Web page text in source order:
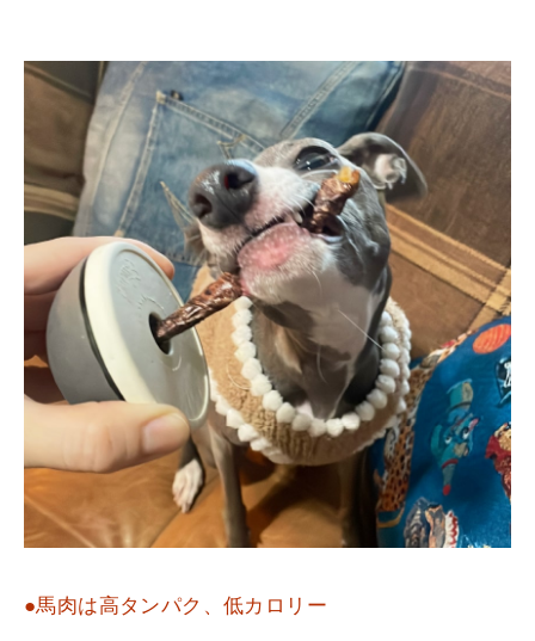
●馬肉は高タンパク、低カロリー